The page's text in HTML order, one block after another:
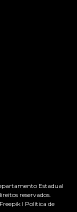
Estadual
reservados.
I Política de